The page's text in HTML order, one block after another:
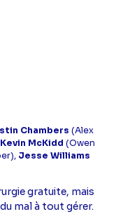
Chambers (Alex
Kevin McKidd (Owen
Jesse Williams
gratuite, mais
mal à tout gérer.